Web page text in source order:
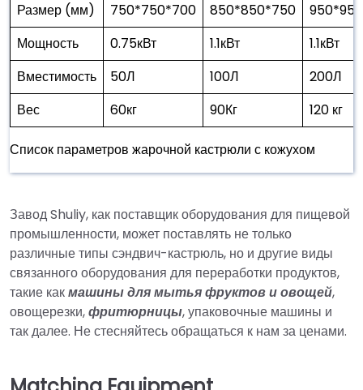
Размер (мм)
750*750*700 850*850*750
Мощность
0.75кВт 1.1кВт
1.1кВт
Вместимость
50Л 100Л
200Л
Вес
60кг 90Кг 120 кг
Список параметров жарочной кастрюли с кожухом
Завод Shuliy, как поставщик оборудования для пищевой
промышленности, может поставлять не только
различные типы сэндвич-кастрюль, но и другие виды
связанного оборудования для переработки продуктов,
такие какмашины для мытья фруктов и овощей,
овощерезки,фритюрницы, упаковочные машины и
так далее. Не стесняйтесь обращаться к нам за ценами.